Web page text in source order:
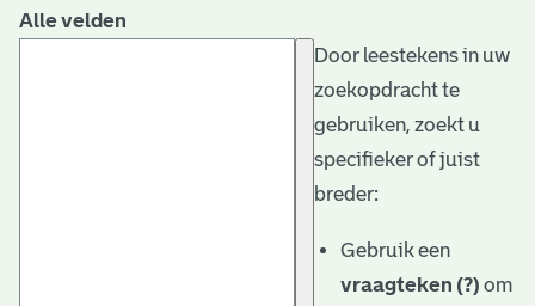
Alle velden
Door leestekens in uw
zoekopdracht te
gebruiken, zoekt u
specifieker of juist
breder:
Gebruik een
vraagteken (?) om